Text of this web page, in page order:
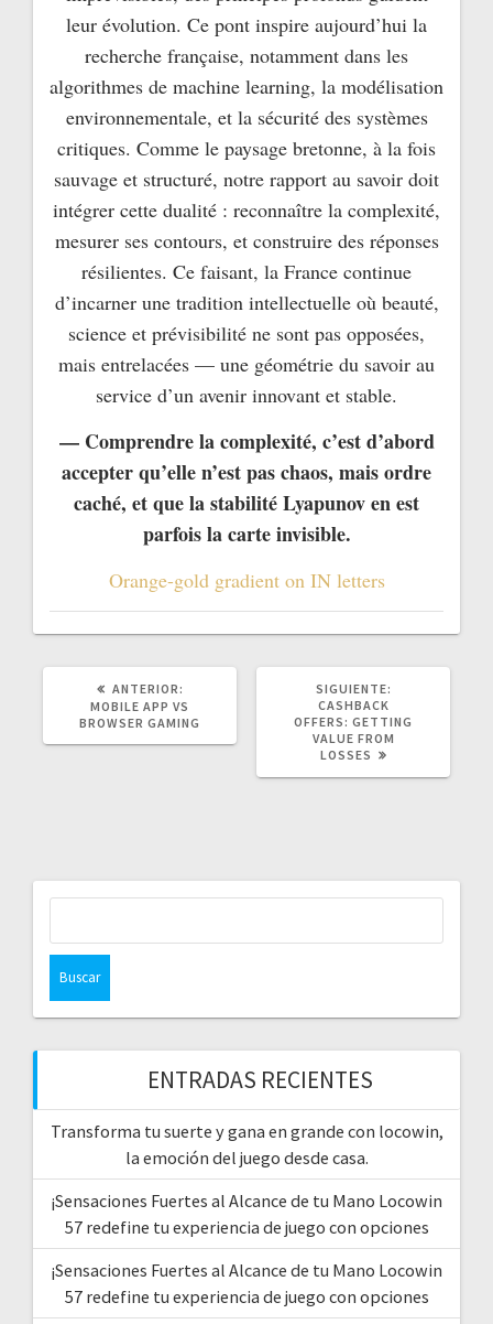
leur évolution. Ce pont inspire aujourd’hui la
recherche française, notamment dans les
algorithmes de machine learning, la modélisation
environnementale, et la sécurité des systèmes
critiques. Comme le paysage bretonne, à la fois
sauvage et structuré, notre rapport au savoir doit
intégrer cette dualité : reconnaître la complexité,
mesurer ses contours, et construire des réponses
résilientes. Ce faisant, la France continue
d’incarner une tradition intellectuelle où beauté,
science et prévisibilité ne sont pas opposées,
mais entrelacées — une géométrie du savoir au
service d’un avenir innovant et stable.
— Comprendre la complexité, c’est d’abord
accepter qu’elle n’est pas chaos, mais ordre
caché, et que la stabilité Lyapunov en est
parfois la carte invisible.
Orange-gold gradient on IN letters
ANTERIOR:
ANTERIOR:
MOBILE APP VS
BROWSER GAMING
SIGUIENTE:
CASHBACK
OFFERS: GETTING
VALUE FROM
LOSSES
ENTRADAS RECIENTES
Transforma tu suerte y gana en grande con locowin,
la emoción del juego desde casa.
¡Sensaciones Fuertes al Alcance de tu Mano Locowin
57 redefine tu experiencia de juego con opciones
¡Sensaciones Fuertes al Alcance de tu Mano Locowin
57 redefine tu experiencia de juego con opciones